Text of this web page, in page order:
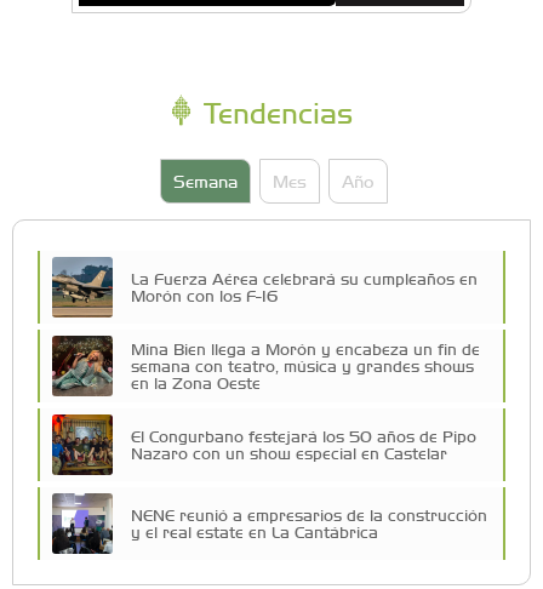
Tendencias
Semana Mes Año
La Fuerza Aérea celebrará su cumpleaños en
Morón con los F-16
Mina Bien llega a Morón y encabeza un fin de
semana con teatro, música y grandes shows
en la Zona Oeste
El Congurbano festejará los 50 años de Pipo
Nazaro con un show especial en Castelar
NENE reunió a empresarios de la construcción
y el real estate en La Cantábrica